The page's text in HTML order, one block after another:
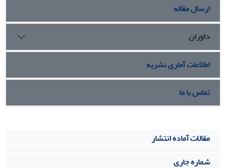
ارسال مقاله
داوران
اطلاعات آماری نشریه
تماس با ما
مقالات آماده انتشار
شماره جاری